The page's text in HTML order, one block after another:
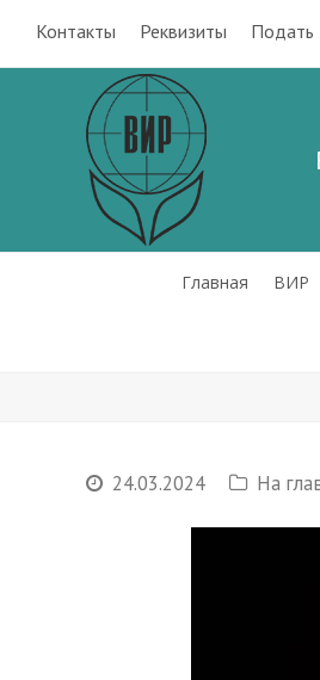
Контакты Реквизиты Подать
Главная ВИР
24.03.2024 На